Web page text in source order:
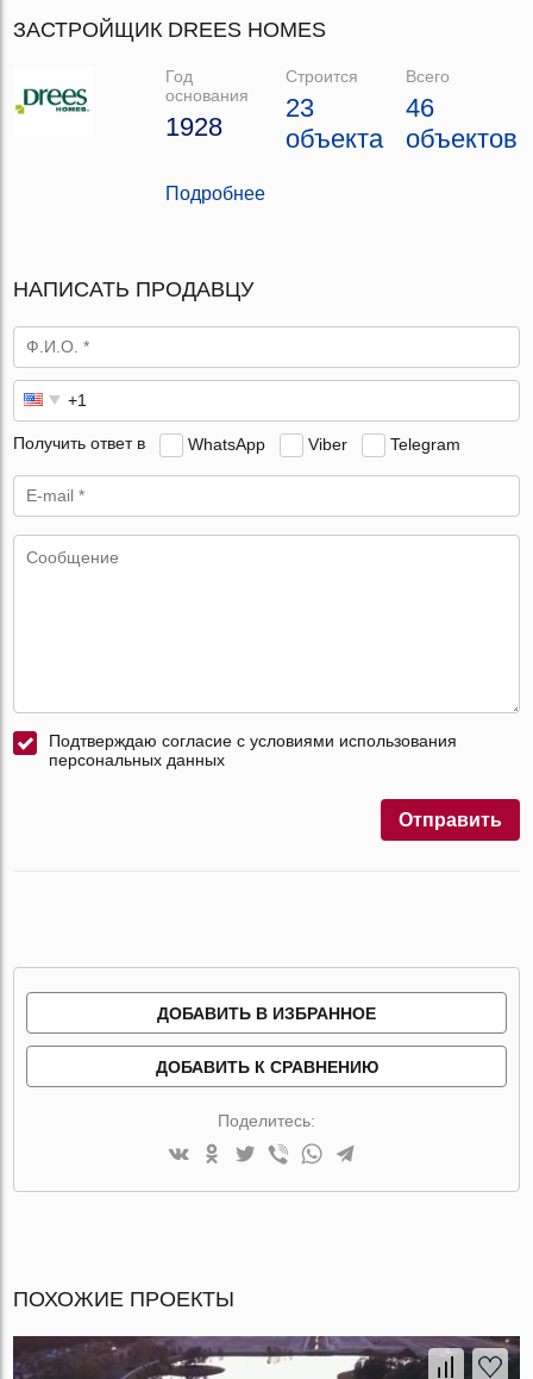
ЗАСТРОЙЩИК DREES HOMES
Год
основания
1928
Строится
23
объекта
Всего
46
объектов
Подробнее
НАПИСАТЬ ПРОДАВЦУ
Получить ответ в WhatsApp Viber Telegram
Подтверждаю согласие с условиями использования
персональных данных
Отправить
ДОБАВИТЬ В ИЗБРАННОЕ
ДОБАВИТЬ К СРАВНЕНИЮ
Поделитесь:
ПОХОЖИЕ ПРОЕКТЫ